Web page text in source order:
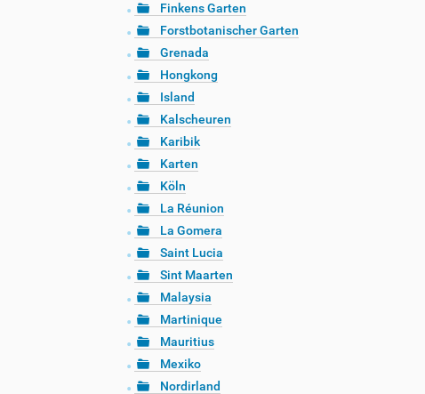
Finkens Garten
Forstbotanischer Garten
Grenada
Hongkong
Island
Kalscheuren
Karibik
Karten
Köln
La Réunion
La Gomera
Saint Lucia
Sint Maarten
Malaysia
Martinique
Mauritius
Mexiko
Nordirland